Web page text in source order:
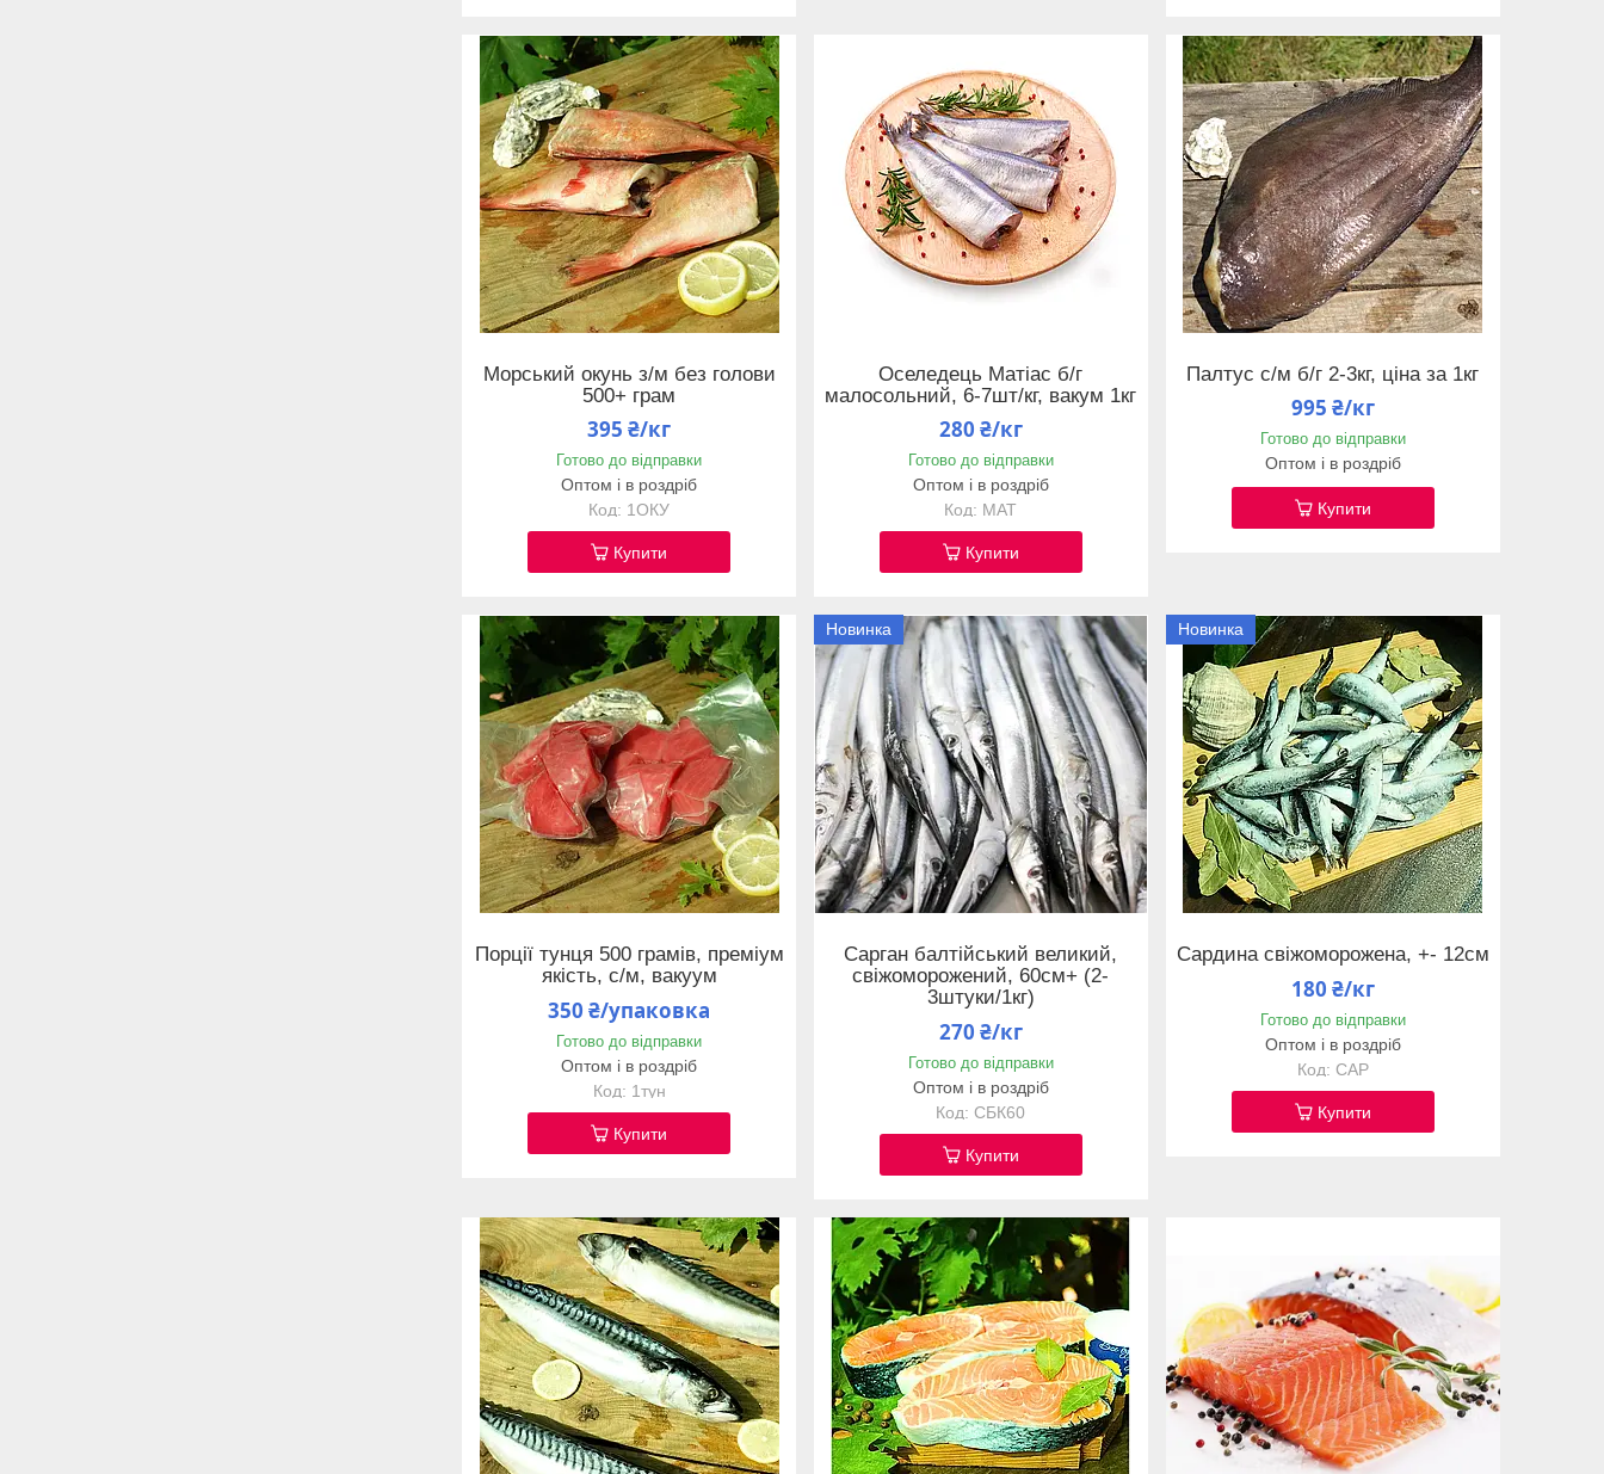
Морський окунь з/м без голови
500+ грам
395 ₴/кг
Готово до відправки
Оптом і в роздріб
1ОКУ
Купити
Оселедець Матіас б/г
малосольний, 6-7шт/кг, вакум 1кг
280 ₴/кг
Готово до відправки
Оптом і в роздріб
МАТ
Купити
Палтус с/м б/г 2-3кг, ціна за 1кг
995 ₴/кг
Готово до відправки
Оптом і в роздріб
Купити
Порції тунця 500 грамів, преміум
якість, с/м, вакуум
350 ₴/упаковка
Готово до відправки
Оптом і в роздріб
1тун
Купити
Новинка
Сарган балтійський великий,
свіжоморожений, 60см+ (2-
3штуки/1кг)
270 ₴/кг
Готово до відправки
Оптом і в роздріб
СБК60
Купити
Новинка
Сардина свіжоморожена, +- 12см
180 ₴/кг
Готово до відправки
Оптом і в роздріб
САР
Купити